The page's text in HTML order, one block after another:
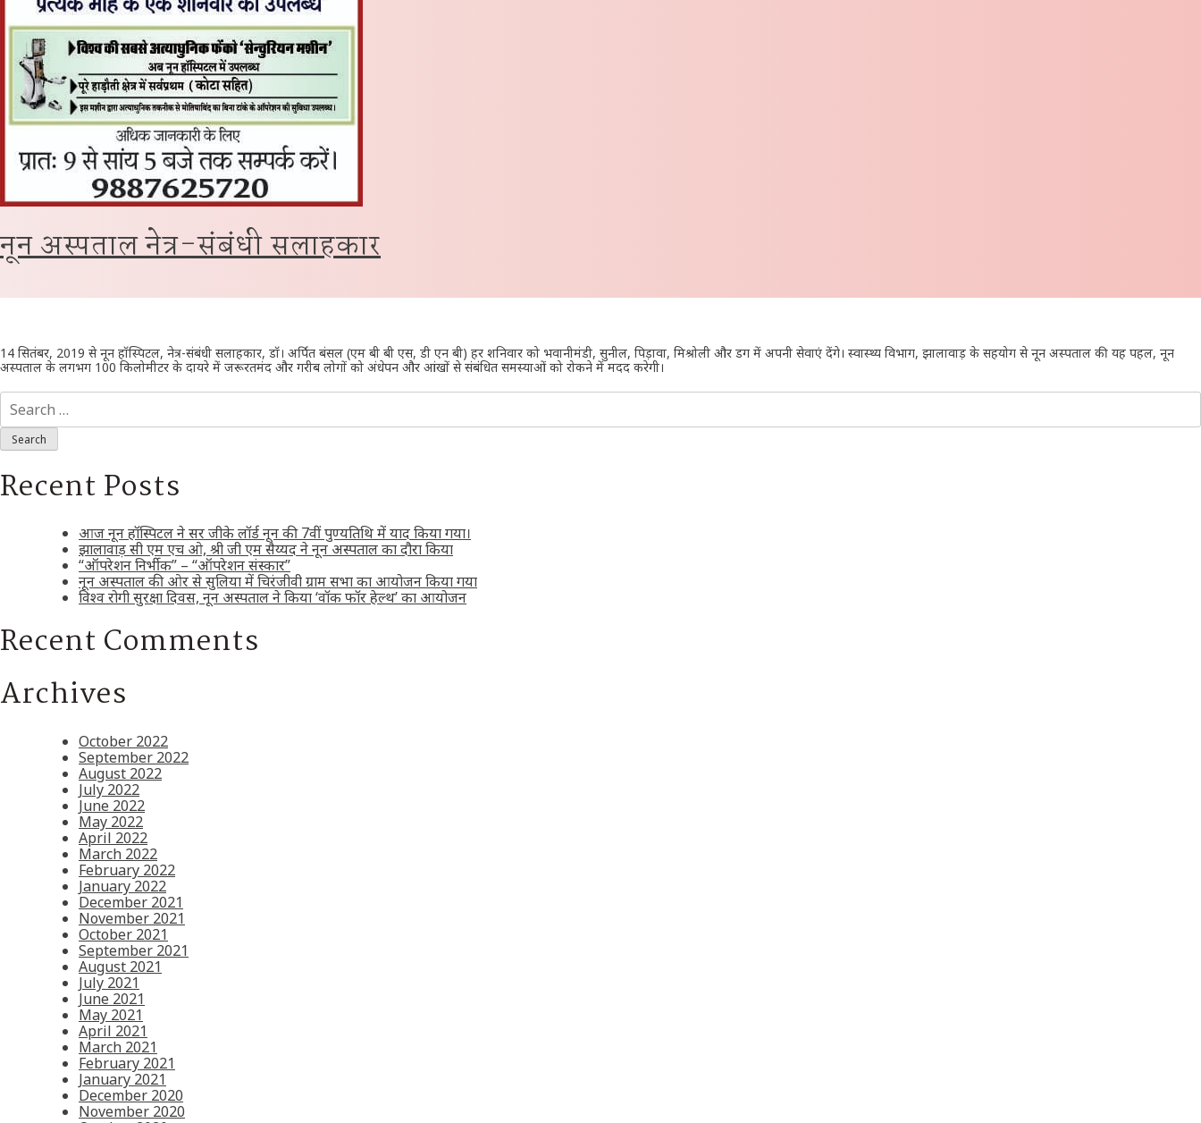
नून अस्पताल नेत्र-संबंधी सलाहकार
14 सितंबर, 2019 से नून हॉस्पिटल, नेत्र-संबंधी सलाहकार, डॉ। अर्पित बंसल (एम बी बी एस, डी एन बी) हर शनिवार को भवानीमंडी, सुनील, पिड़ावा, मिश्रोली और डग में अपनी सेवाएं देंगे। स्वास्थ्य विभाग, झालावाड़ के सहयोग से नून अस्पताल की यह पहल, नून
अस्पताल के लगभग 100 किलोमीटर के दायरे में जरूरतमंद और गरीब लोगों को अंधेपन और आंखों से संबंधित समस्याओं को रोकने में मदद करेगी।
Search
for:
Recent Posts
आज नून हॉस्पिटल ने सर जीके लॉर्ड नून की 7वीं पुण्यतिथि में याद किया गया।
झालावाड़ सी एम एच ओ, श्री जी एम सैय्यद ने नून अस्पताल का दौरा किया
“ऑपरेशन निर्भीक” – “ऑपरेशन संस्कार”
नून अस्पताल की ओर से सुलिया में चिरंजीवी ग्राम सभा का आयोजन किया गया
विश्व रोगी सुरक्षा दिवस, नून अस्पताल ने किया ‘वॉक फॉर हेल्थ’ का आयोजन
Recent Comments
Archives
October 2022
September 2022
August 2022
July 2022
June 2022
May 2022
April 2022
March 2022
February 2022
January 2022
December 2021
November 2021
October 2021
September 2021
August 2021
July 2021
June 2021
May 2021
April 2021
March 2021
February 2021
January 2021
December 2020
November 2020